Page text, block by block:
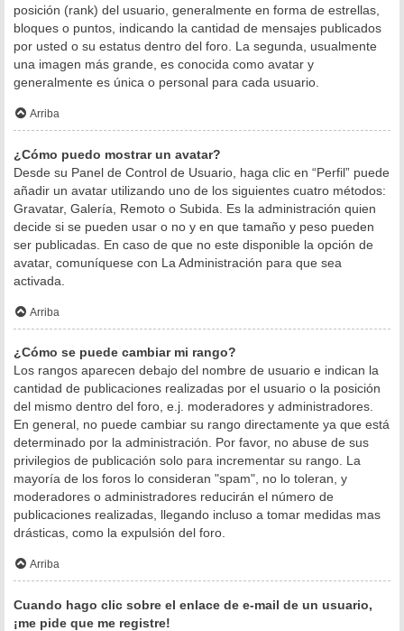
posición (rank) del usuario, generalmente en forma de estrellas,
bloques o puntos, indicando la cantidad de mensajes publicados
por usted o su estatus dentro del foro. La segunda, usualmente
una imagen más grande, es conocida como avatar y
generalmente es única o personal para cada usuario.
Arriba
¿Cómo puedo mostrar un avatar?
Desde su Panel de Control de Usuario, haga clic en “Perfil” puede
añadir un avatar utilizando uno de los siguientes cuatro métodos:
Gravatar, Galería, Remoto o Subida. Es la administración quien
decide si se pueden usar o no y en que tamaño y peso pueden
ser publicadas. En caso de que no este disponible la opción de
avatar, comuníquese con La Administración para que sea
activada.
Arriba
¿Cómo se puede cambiar mi rango?
Los rangos aparecen debajo del nombre de usuario e indican la
cantidad de publicaciones realizadas por el usuario o la posición
del mismo dentro del foro, e.j. moderadores y administradores.
En general, no puede cambiar su rango directamente ya que está
determinado por la administración. Por favor, no abuse de sus
privilegios de publicación solo para incrementar su rango. La
mayoría de los foros lo consideran "spam", no lo toleran, y
moderadores o administradores reducirán el número de
publicaciones realizadas, llegando incluso a tomar medidas mas
drásticas, como la expulsión del foro.
Arriba
Cuando hago clic sobre el enlace de e-mail de un usuario,
¡me pide que me registre!